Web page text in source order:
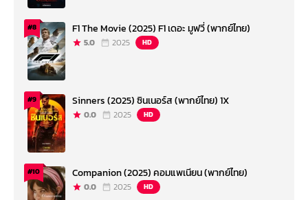
#8 F1 The Movie (2025) F1 เดอะ มูฟวี่ (พากย์ไทย)
5.0 2025 HD
#9 Sinners (2025) ซินเนอร์ส (พากย์ไทย) 1X
0.0 2025 HD
#10 Companion (2025) คอมแพเนียน (พากย์ไทย)
0.0 2025 HD